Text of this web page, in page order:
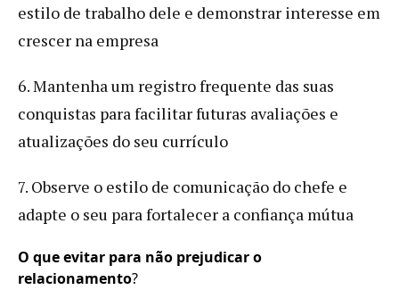
estilo de trabalho dele e demonstrar interesse em
crescer na empresa
6. Mantenha um registro frequente das suas
conquistas para facilitar futuras avaliações e
atualizações do seu currículo
7. Observe o estilo de comunicação do chefe e
adapte o seu para fortalecer a confiança mútua
O que evitar para não prejudicar o
relacionamento?